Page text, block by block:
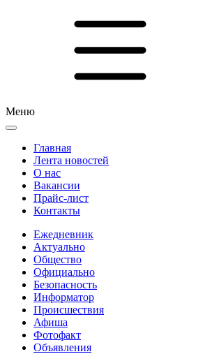
Меню
Главная
Лента новостей
О нас
Вакансии
Прайс-лист
Контакты
Ежедневник
Актуально
Общество
Официально
Безопасность
Информатор
Происшествия
Афиша
Фотофакт
Объявления